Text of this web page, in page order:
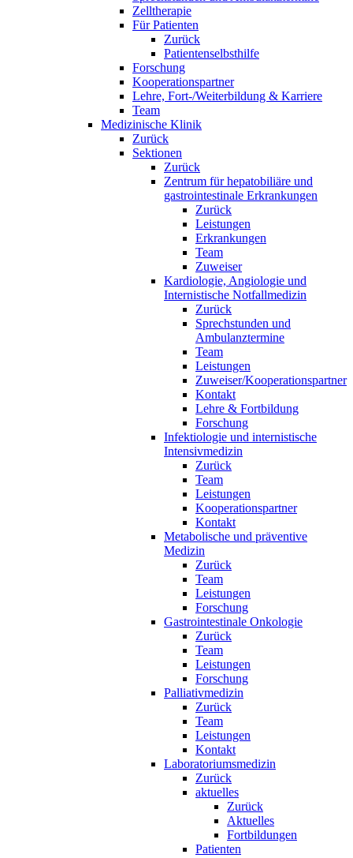
Zelltherapie
Für Patienten
Zurück
Patientenselbsthilfe
Forschung
Kooperationspartner
Lehre, Fort-/Weiterbildung & Karriere
Team
Medizinische Klinik
Zurück
Sektionen
Zurück
Zentrum für hepatobiliäre und
gastrointestinale Erkrankungen
Zurück
Leistungen
Erkrankungen
Team
Zuweiser
Kardiologie, Angiologie und
Internistische Notfallmedizin
Zurück
Sprechstunden und
Ambulanztermine
Team
Leistungen
Zuweiser/Kooperationspartner
Kontakt
Lehre & Fortbildung
Forschung
Infektiologie und internistische
Intensivmedizin
Zurück
Team
Leistungen
Kooperationspartner
Kontakt
Metabolische und präventive
Medizin
Zurück
Team
Leistungen
Forschung
Gastrointestinale Onkologie
Zurück
Team
Leistungen
Forschung
Palliativmedizin
Zurück
Team
Leistungen
Kontakt
Laboratoriumsmedizin
Zurück
aktuelles
Zurück
Aktuelles
Fortbildungen
Patienten